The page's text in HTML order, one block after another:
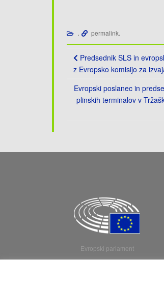
. permalink.
Post
navigation
Predsednik SLS in
z Evropsko komisijo za
Evropski poslanec in
plinskih terminalov v
Evropski parlament